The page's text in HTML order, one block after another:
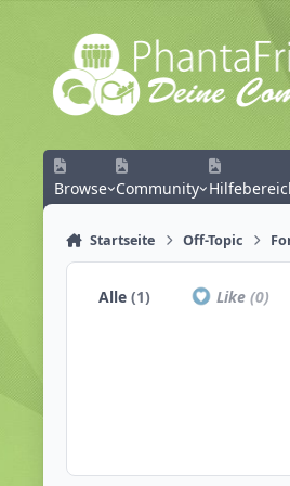
Zum Inhalt springen
Browse Community
Startseite Off-Topic
Alle(1) Like (0)